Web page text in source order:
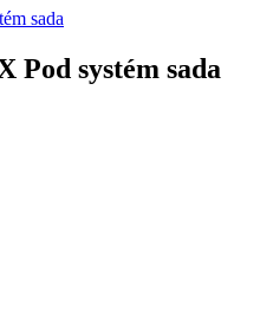
sada
Pod systém sada